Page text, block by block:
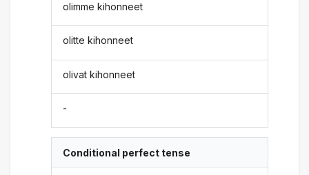
olimme kihonneet
olitte kihonneet
olivat kihonneet
-
Conditional perfect tense